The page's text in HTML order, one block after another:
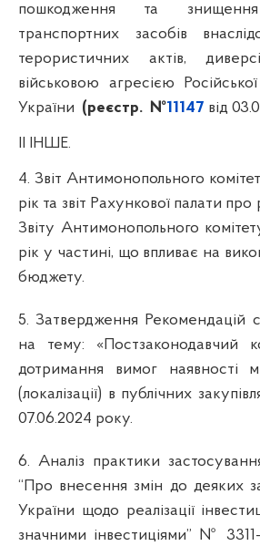
пошкодження та знищення
транспортних засобів
терористичних актів,
військовою агресією
України (реєстр. №11147 від
ІІ ІНШЕ.
4. Звіт Антимонопольного
рік та звіт Рахункової палати про
Звіту Антимонопольного
рік у частині, що впливає на
бюджету.
5. Затвердження Рекомендацій с
на тему: «Постзаконодавчий
дотримання вимог наявності
(локалізації) в публічних
07.06.2024 року.
6. Аналіз практики
“Про внесення змін до деяких
України щодо реалізації
значними інвестиціями” №